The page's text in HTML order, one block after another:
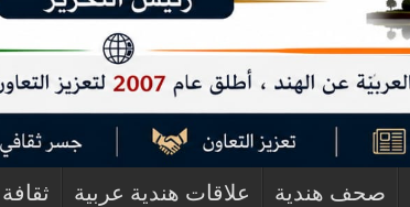
صحف هندية علاقات هندية عربية